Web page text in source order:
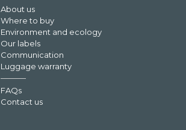
About us
Where to buy
Environment and ecology
Our labels
Communication
Luggage warranty
FAQs
Contact us